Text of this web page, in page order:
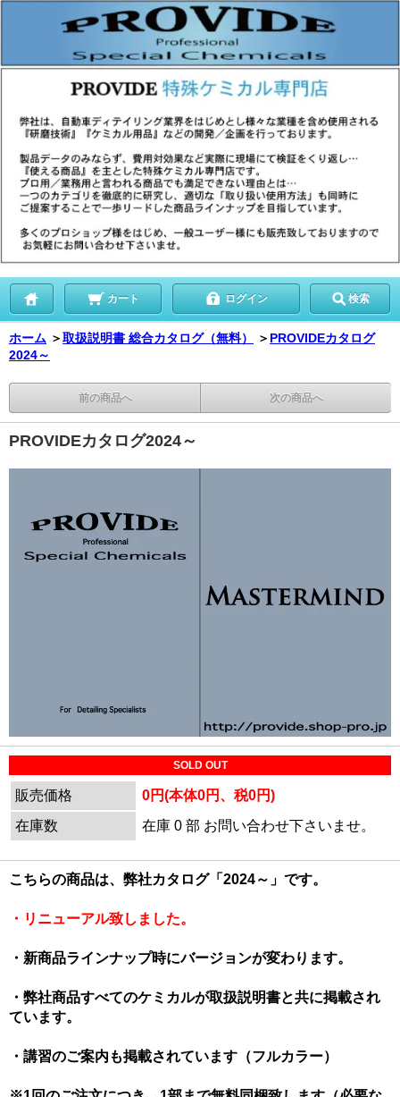
カート ログイン 検索
ホーム ＞取扱説明書 総合カタログ（無料） ＞ PROVIDEカタログ
2024～
前の商品へ 次の商品へ
PROVIDEカタログ2024～
SOLD OUT
販売価格
0円(本体0円、税0円)
在庫数
在庫 0 部 お問い合わせ下さいませ。
こちらの商品は、弊社カタログ「2024～」です。
・リニューアル致しました。
・新商品ラインナップ時にバージョンが変わります。
・弊社商品すべてのケミカルが取扱説明書と共に掲載され
ています。
・講習のご案内も掲載されています（フルカラー）